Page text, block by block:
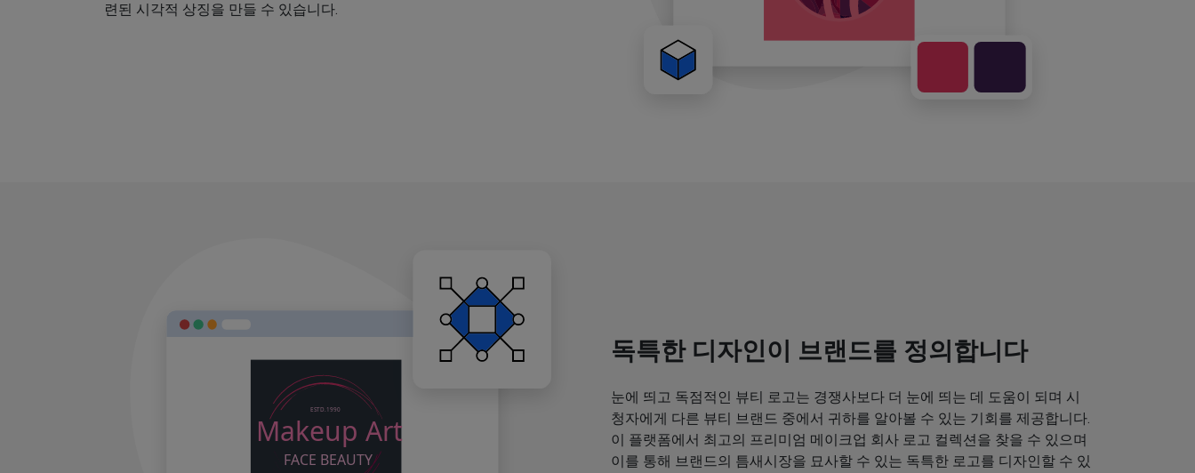
련된 시각적 상징을 만들 수 있습니다.
독특한 디자인이 브랜드를 정의합니다
눈에 띄고 독점적인 뷰티 로고는 경쟁사보다 더 눈에 띄는 데 도움이 되며 시
청자에게 다른 뷰티 브랜드 중에서 귀하를 알아볼 수 있는 기회를 제공합니다.
이 플랫폼에서 최고의 프리미엄 메이크업 회사 로고 컬렉션을 찾을 수 있으며
이를 통해 브랜드의 틈새시장을 묘사할 수 있는 독특한 로고를 디자인할 수 있